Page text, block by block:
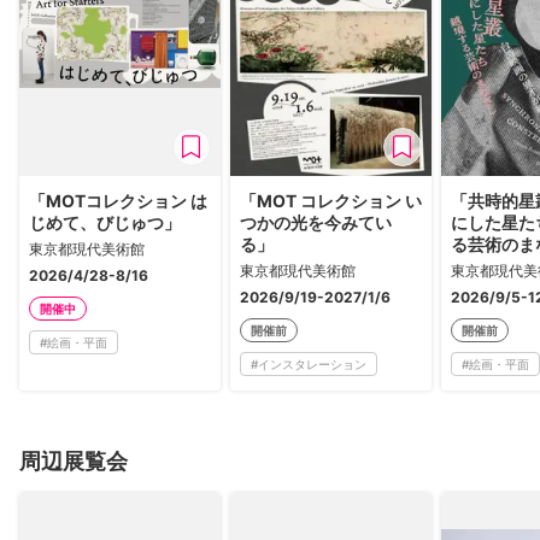
「MOTコレクション は
じめて、びじゅつ」
東京都現代美術館
2026/4/28-8/16
開催中
#絵画・平面
「MOT コレクション い
つかの光を今みてい
る」
東京都現代美術館
2026/9/19-2027/1/6
開催前
#インスタレーション
「共時的
にした星
る芸術の
東京都現代
2026/9/5-
開催前
#絵画・平面
周辺展覧会